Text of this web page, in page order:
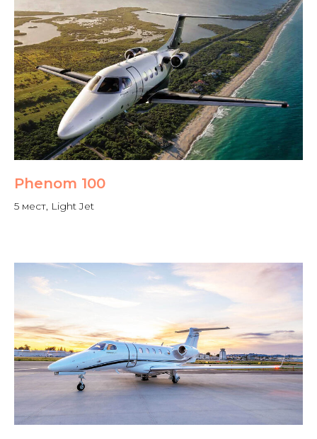
Phenom 100
5 мест, Light Jet